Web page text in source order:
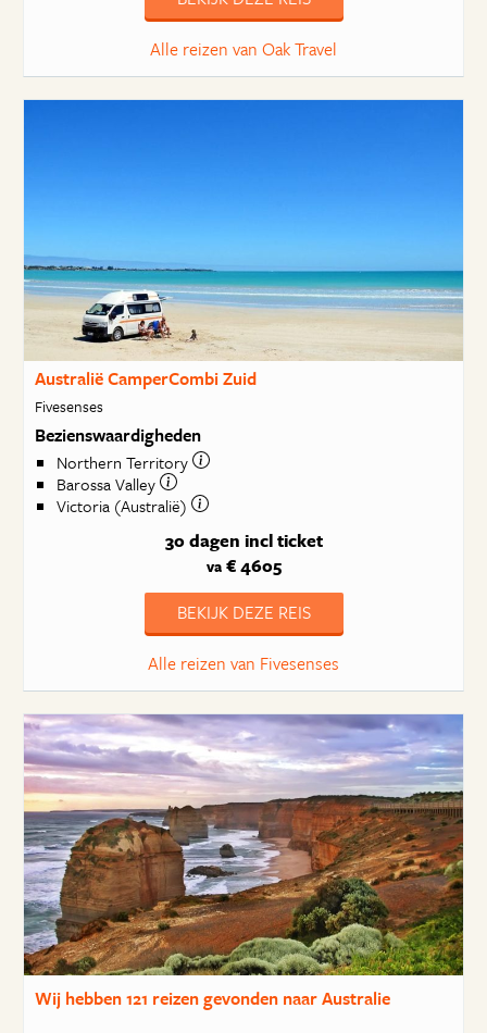
Alle reizen van Oak Travel
Australië CamperCombi Zuid
Fivesenses
Bezienswaardigheden
Northern Territory
Barossa Valley
Victoria (Australië)
30 dagen incl ticket
va€ 4605
BEKIJK DEZE REIS
Alle reizen van Fivesenses
Wij hebben121 reizengevonden naar Australie